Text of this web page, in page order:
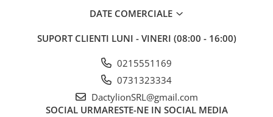
DATE COMERCIALE
SUPORT CLIENTI LUNI - VINERI (08:00 - 16:00)
0215551169
0731323334
DactylionSRL@gmail.com
SOCIAL URMARESTE-NE IN SOCIAL MEDIA